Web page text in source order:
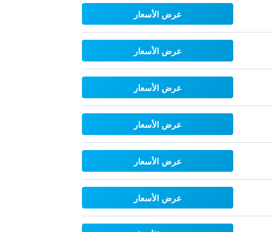
عرض الأسعار
عرض الأسعار
عرض الأسعار
عرض الأسعار
عرض الأسعار
عرض الأسعار